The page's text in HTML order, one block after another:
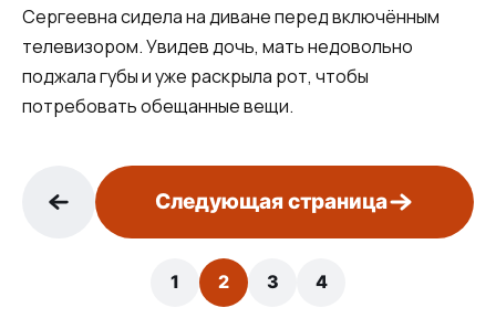
Сергеевна сидела на диване перед включённым
телевизором. Увидев дочь, мать недовольно
поджала губы и уже раскрыла рот, чтобы
потребовать обещанные вещи.
Следующая страница
1 2 3 4